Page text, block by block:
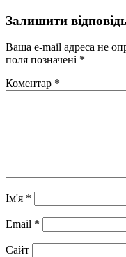
Залишити
Ваша e-mail адреса не
поля позначені *
Коментар *
Ім'я *
Email *
Сайт